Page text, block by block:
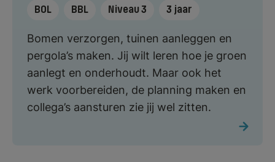
BOL BBL Niveau 3 3 jaar
Bomen verzorgen, tuinen aanleggen en
pergola’s maken. Jij wilt leren hoe je groen
aanlegt en onderhoudt. Maar ook het
werk voorbereiden, de planning maken en
collega’s aansturen zie jij wel zitten.